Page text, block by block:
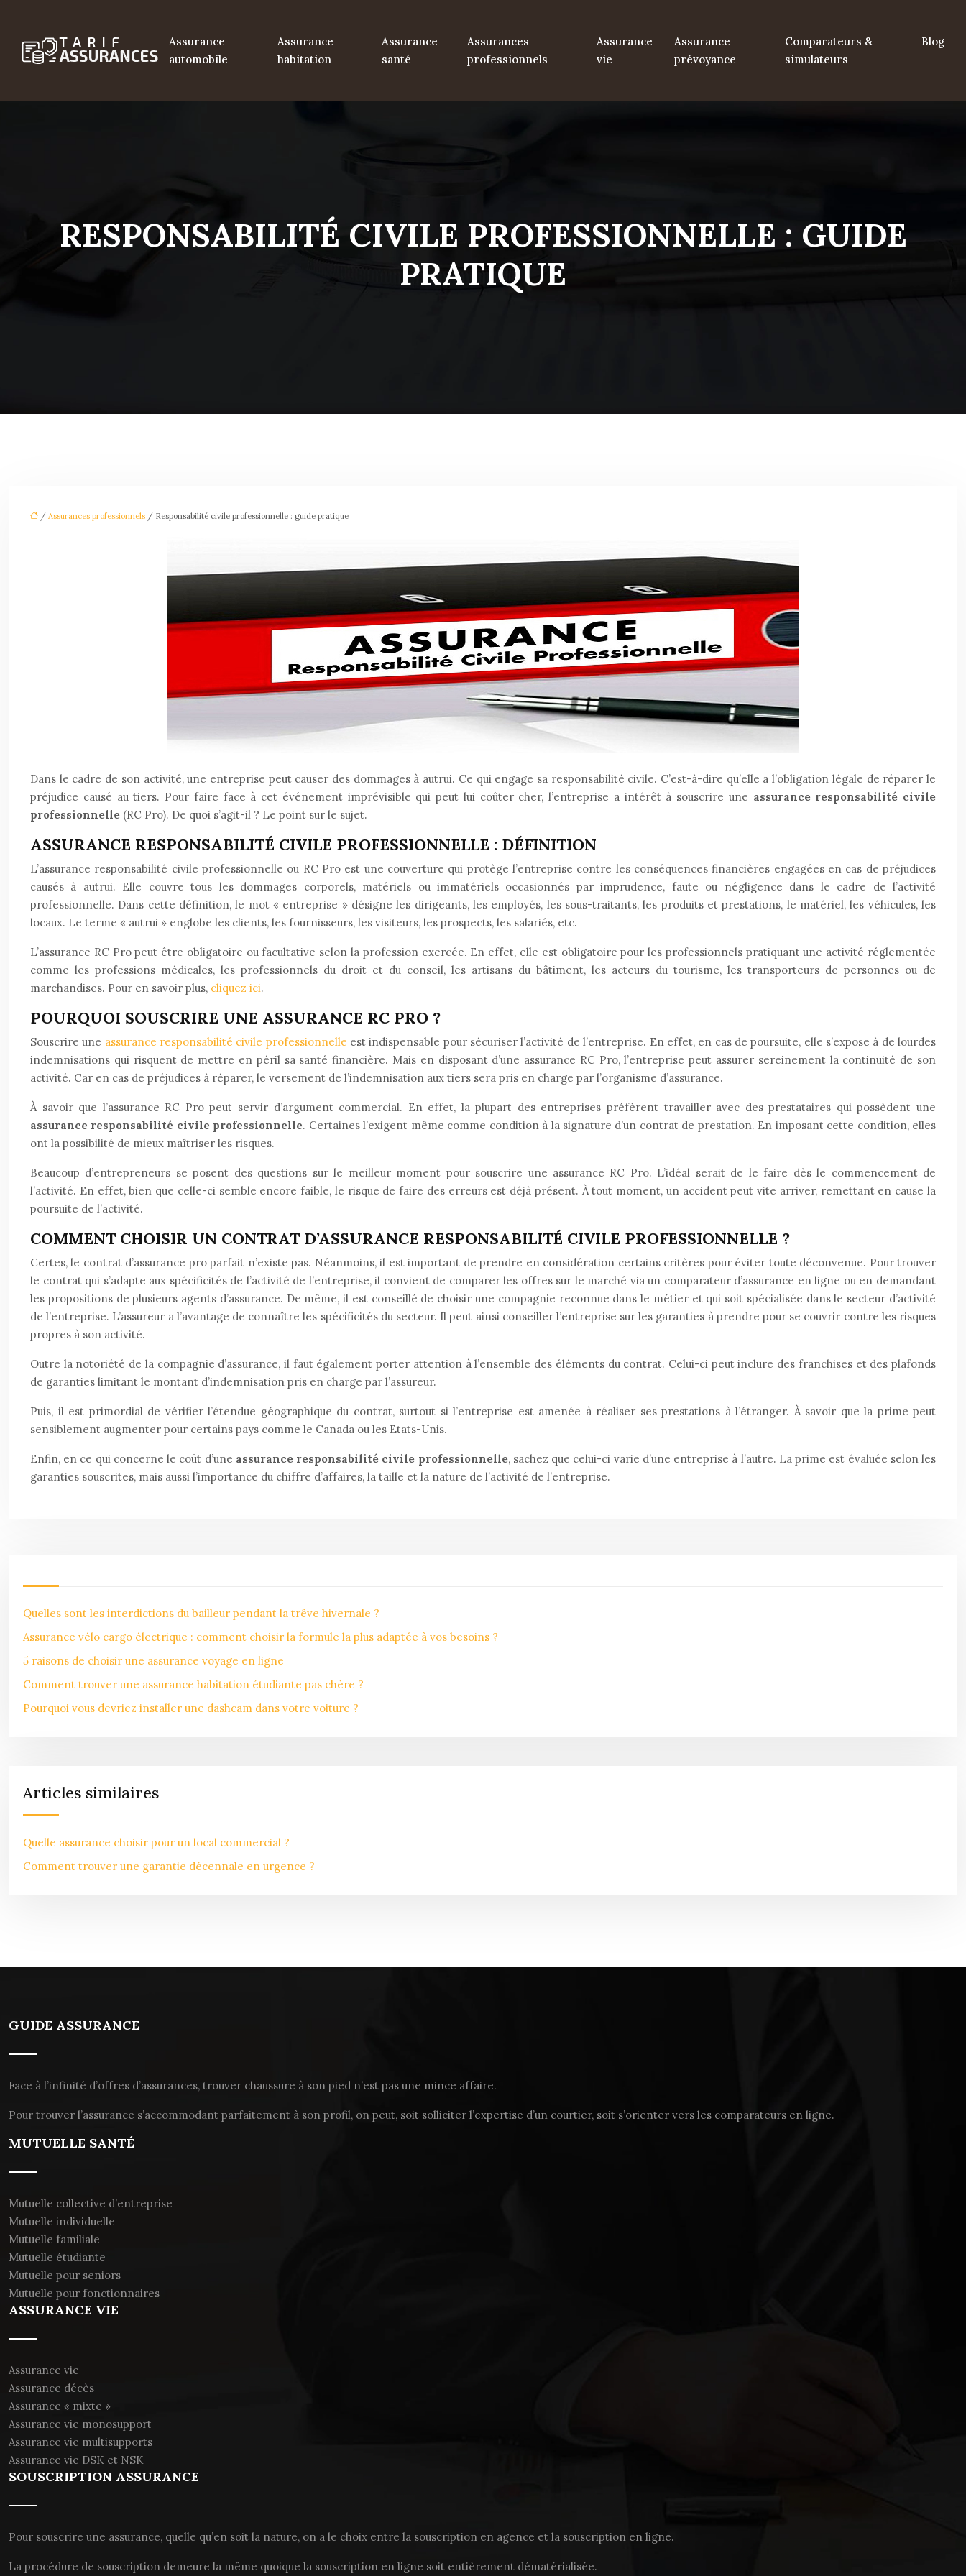
Assurance
automobile
Assurance
habitation
Assurance
santé
Assurances
professionnels
Assurance
vie
Assurance
prévoyance
Comparateurs &
simulateurs
Blog
RESPONSABILITÉ CIVILE PROFESSIONNELLE : GUIDE
PRATIQUE
/ Assurances professionnels / Responsabilité civile professionnelle : guide pratique
Dans le cadre de son activité, une entreprise peut causer des dommages à autrui. Ce qui engage sa responsabilité civile. C’est-à-dire qu’elle a l’obligation légale de réparer le
préjudice causé au tiers. Pour faire face à cet événement imprévisible qui peut lui coûter cher, l’entreprise a intérêt à souscrire une assurance responsabilité civile
professionnelle (RC Pro). De quoi s’agit-il ? Le point sur le sujet.
ASSURANCE RESPONSABILITÉ CIVILE PROFESSIONNELLE : DÉFINITION
L’assurance responsabilité civile professionnelle ou RC Pro est une couverture qui protège l’entreprise contre les conséquences financières engagées en cas de préjudices
causés à autrui. Elle couvre tous les dommages corporels, matériels ou immatériels occasionnés par imprudence, faute ou négligence dans le cadre de l’activité
professionnelle. Dans cette définition, le mot « entreprise » désigne les dirigeants, les employés, les sous-traitants, les produits et prestations, le matériel, les véhicules, les
locaux. Le terme « autrui » englobe les clients, les fournisseurs, les visiteurs, les prospects, les salariés, etc.
L’assurance RC Pro peut être obligatoire ou facultative selon la profession exercée. En effet, elle est obligatoire pour les professionnels pratiquant une activité réglementée
comme les professions médicales, les professionnels du droit et du conseil, les artisans du bâtiment, les acteurs du tourisme, les transporteurs de personnes ou de
marchandises. Pour en savoir plus, cliquez ici.
POURQUOI SOUSCRIRE UNE ASSURANCE RC PRO ?
Souscrire une assurance responsabilité civile professionnelle est indispensable pour sécuriser l’activité de l’entreprise. En effet, en cas de poursuite, elle s’expose à de lourdes
indemnisations qui risquent de mettre en péril sa santé financière. Mais en disposant d’une assurance RC Pro, l’entreprise peut assurer sereinement la continuité de son
activité. Car en cas de préjudices à réparer, le versement de l’indemnisation aux tiers sera pris en charge par l’organisme d’assurance.
À savoir que l’assurance RC Pro peut servir d’argument commercial. En effet, la plupart des entreprises préfèrent travailler avec des prestataires qui possèdent une
assurance responsabilité civile professionnelle. Certaines l’exigent même comme condition à la signature d’un contrat de prestation. En imposant cette condition, elles
ont la possibilité de mieux maîtriser les risques.
Beaucoup d’entrepreneurs se posent des questions sur le meilleur moment pour souscrire une assurance RC Pro. L’idéal serait de le faire dès le commencement de
l’activité. En effet, bien que celle-ci semble encore faible, le risque de faire des erreurs est déjà présent. À tout moment, un accident peut vite arriver, remettant en cause la
poursuite de l’activité.
COMMENT CHOISIR UN CONTRAT D’ASSURANCE RESPONSABILITÉ CIVILE PROFESSIONNELLE ?
Certes, le contrat d’assurance pro parfait n’existe pas. Néanmoins, il est important de prendre en considération certains critères pour éviter toute déconvenue. Pour trouver
le contrat qui s’adapte aux spécificités de l’activité de l’entreprise, il convient de comparer les offres sur le marché via un comparateur d’assurance en ligne ou en demandant
les propositions de plusieurs agents d’assurance. De même, il est conseillé de choisir une compagnie reconnue dans le métier et qui soit spécialisée dans le secteur d’activité
de l’entreprise. L’assureur a l’avantage de connaître les spécificités du secteur. Il peut ainsi conseiller l’entreprise sur les garanties à prendre pour se couvrir contre les risques
propres à son activité.
Outre la notoriété de la compagnie d’assurance, il faut également porter attention à l’ensemble des éléments du contrat. Celui-ci peut inclure des franchises et des plafonds
de garanties limitant le montant d’indemnisation pris en charge par l’assureur.
Puis, il est primordial de vérifier l’étendue géographique du contrat, surtout si l’entreprise est amenée à réaliser ses prestations à l’étranger. À savoir que la prime peut
sensiblement augmenter pour certains pays comme le Canada ou les Etats-Unis.
Enfin, en ce qui concerne le coût d’une assurance responsabilité civile professionnelle, sachez que celui-ci varie d’une entreprise à l’autre. La prime est évaluée selon les
garanties souscrites, mais aussi l’importance du chiffre d’affaires, la taille et la nature de l’activité de l’entreprise.
Quelles sont les interdictions du bailleur pendant la trêve hivernale ?
Assurance vélo cargo électrique : comment choisir la formule la plus adaptée à vos besoins ?
5 raisons de choisir une assurance voyage en ligne
Comment trouver une assurance habitation étudiante pas chère ?
Pourquoi vous devriez installer une dashcam dans votre voiture ?
Articles similaires
Quelle assurance choisir pour un local commercial ?
Comment trouver une garantie décennale en urgence ?
GUIDE ASSURANCE
Face à l’infinité d’offres d’assurances, trouver chaussure à son pied n’est pas une mince affaire.
Pour trouver l’assurance s’accommodant parfaitement à son profil, on peut, soit solliciter l’expertise d’un courtier, soit s’orienter vers les comparateurs en ligne.
MUTUELLE SANTÉ
Mutuelle collective d’entreprise
Mutuelle individuelle
Mutuelle familiale
Mutuelle étudiante
Mutuelle pour seniors
Mutuelle pour fonctionnaires
ASSURANCE VIE
Assurance vie
Assurance décès
Assurance « mixte »
Assurance vie monosupport
Assurance vie multisupports
Assurance vie DSK et NSK
SOUSCRIPTION ASSURANCE
Pour souscrire une assurance, quelle qu’en soit la nature, on a le choix entre la souscription en agence et la souscription en ligne.
La procédure de souscription demeure la même quoique la souscription en ligne soit entièrement dématérialisée.